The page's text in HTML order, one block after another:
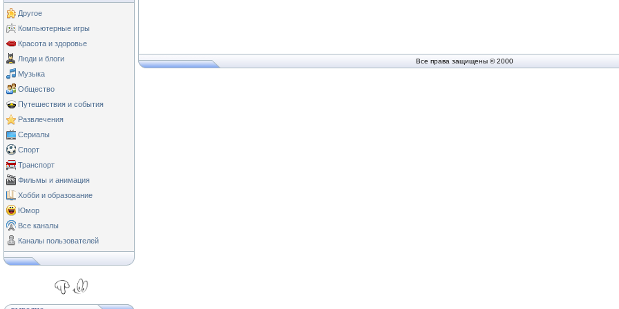
Другое
Компьютерные игры
Красота и здоровье
Люди и блоги
Музыка
Общество
Путешествия и события
Развлечения
Сериалы
Спорт
Транспорт
Фильмы и анимация
Хобби и образование
Юмор
Все каналы
Каналы пользователей
Все права защищены © 2000